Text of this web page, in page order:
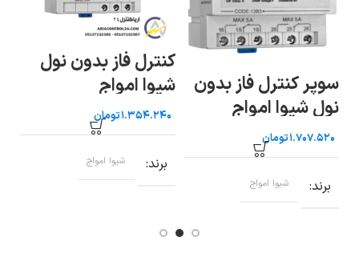
سوپر کنترل فاز بدون
نول شیوا امواج
تومان
برند شیوا امواج
کنترل فاز بدون نول
شیوا امواج
تومان
برند شیوا امواج